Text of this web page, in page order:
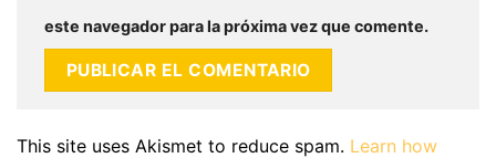
este navegador para la próxima vez que comente.
This site uses Akismet to reduce spam. Learn how